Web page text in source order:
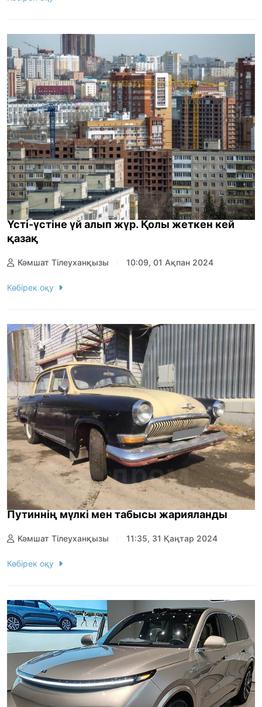
Үсті-үстіне үй алып жүр. Қолы жеткен кей
қазақ
Кәмшат Тілеуханқызы 10:09, 01 Ақпан 2024
Көбірек оқу
Путиннің мүлкі мен табысы жарияланды
Кәмшат Тілеуханқызы 11:35, 31 Қаңтар 2024
Көбірек оқу